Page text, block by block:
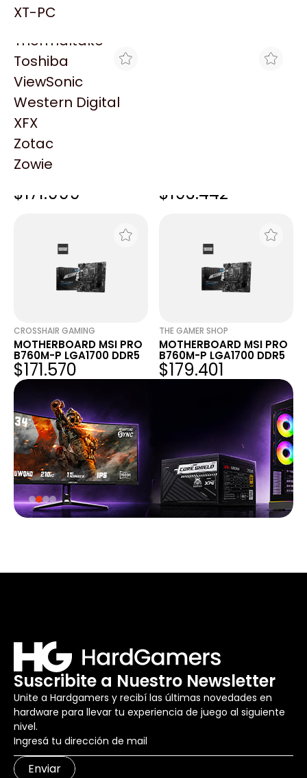
Solarmax
Thermaltake
Toshiba
ViewSonic
Western Digital
XFX
Zotac
Zowie
XT-PC
$184.350
MOTHERBOARD MSI PRO
$171.999 $193.442
CROSSHAIR GAMING
MOTHERBOARD MSI PRO
B760M-P LGA1700 DDR5
$171.570
THE GAMER SHOP
MOTHERBOARD MSI PRO
B760M-P LGA1700 DDR5
$179.401
Suscribite a Nuestro Newsletter
Unite a Hardgamers y recibí las últimas novedades en
hardware para llevar tu experiencia de juego al siguiente
nivel.
Enviar